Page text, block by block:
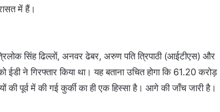
में हैं।
सिंह ढिल्लों, अनवर ढेबर, अरुण पति त्रिपाठी (आईटीएस) और
ने गिरफ्तार किया था। यह बताना उचित होगा कि 61.20 करोड़
पूर्व में की गई कुर्की का ही एक हिस्सा है। आगे की जाँच जारी है।